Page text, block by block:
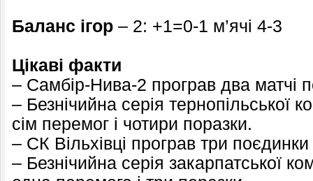
Баланс ігор – 2: +1=0-1 м’ячі 4-3
Цікаві факти
– Самбір-Нива-2 програв два матчі
– Безнічийна серія тернопільської
сім перемог і чотири поразки.
– СК Вільхівці програв три поєдинки
– Безнічийна серія закарпатської